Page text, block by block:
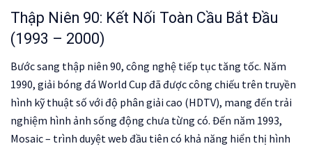
Thập Niên 90: Kết Nối Toàn Cầu Bắt Đầu
(1993 – 2000)
Bước sang thập niên 90, công nghệ tiếp tục tăng tốc. Năm
1990, giải bóng đá World Cup đã được công chiếu trên truyền
hình kỹ thuật số với độ phân giải cao (HDTV), mang đến trải
nghiệm hình ảnh sống động chưa từng có. Đến năm 1993,
Mosaic – trình duyệt web đầu tiên có khả năng hiển thị hình